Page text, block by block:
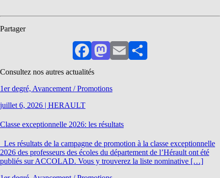
Partager
FacebookMastodon
EmailPartager
Consultez nos autres actualités
1er degré, Avancement / Promotions
juillet 6, 2026 | HERAULT
Classe exceptionnelle 2026: les résultats
Les résultats de la campagne de promotion à la classe exceptionnelle
2026 des professeurs des écoles du département de l’Hérault ont été
publiés sur ACCOLAD. Vous y trouverez la liste nominative […]